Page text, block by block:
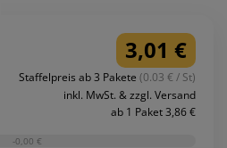
3,01 €
Staffelpreis ab 3 Pakete (0.03 € / St)
inkl. MwSt. & zzgl. Versand
ab 1 Paket 3,86 €
-0,00 €